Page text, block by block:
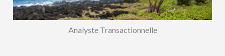
Analyste Transactionnelle